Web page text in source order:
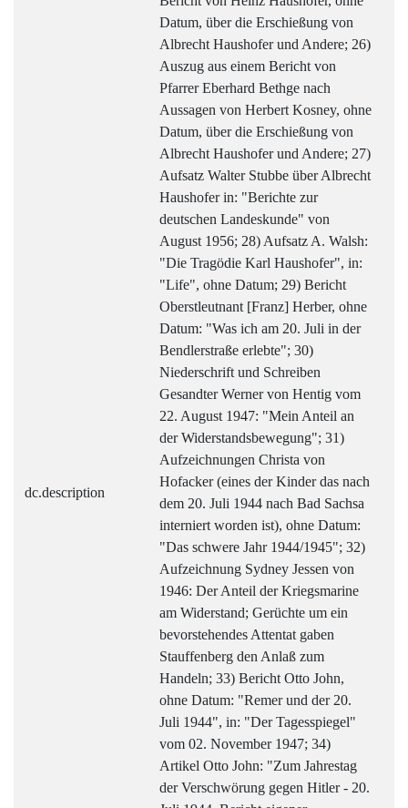
dc.description
Datum, über die Erschießung von
Albrecht Haushofer und Andere; 26)
Auszug aus einem Bericht von
Pfarrer Eberhard Bethge nach
Aussagen von Herbert Kosney, ohne
Datum, über die Erschießung von
Albrecht Haushofer und Andere; 27)
Aufsatz Walter Stubbe über Albrecht
Haushofer in: "Berichte zur
deutschen Landeskunde" von
August 1956; 28) Aufsatz A. Walsh:
"Die Tragödie Karl Haushofer", in:
"Life", ohne Datum; 29) Bericht
Oberstleutnant [Franz] Herber, ohne
Datum: "Was ich am 20. Juli in der
Bendlerstraße erlebte"; 30)
Niederschrift und Schreiben
Gesandter Werner von Hentig vom
22. August 1947: "Mein Anteil an
der Widerstandsbewegung"; 31)
Aufzeichnungen Christa von
Hofacker (eines der Kinder das nach
dem 20. Juli 1944 nach Bad Sachsa
interniert worden ist), ohne Datum:
"Das schwere Jahr 1944/1945"; 32)
Aufzeichnung Sydney Jessen von
1946: Der Anteil der Kriegsmarine
am Widerstand; Gerüchte um ein
bevorstehendes Attentat gaben
Stauffenberg den Anlaß zum
Handeln; 33) Bericht Otto John,
ohne Datum: "Remer und der 20.
Juli 1944", in: "Der Tagesspiegel"
vom 02. November 1947; 34)
Artikel Otto John: "Zum Jahrestag
der Verschwörung gegen Hitler - 20.